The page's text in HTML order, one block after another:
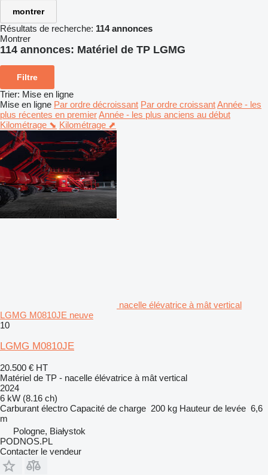
montrer
Résultats de recherche: 114 annonces
Montrer
114 annonces: Matériel de TP LGMG
Filtre
Trier: Mise en ligne
Mise en ligne Par ordre décroissant Par ordre croissantAnnée - les
plus récentes en premierAnnée - les plus anciens au début
Kilométrage ⬊ Kilométrage ⬈
nacelle élévatrice à mât vertical
LGMG M0810JE neuve
10
LGMG M0810JE
20.500 € HT
Matériel de TP - nacelle élévatrice à mât vertical
2024
6 kW (8.16 ch)
Carburant électro Capacité de charge 200 kg Hauteur de levée 6,6
m
Pologne, Białystok
PODNOS.PL
Contacter le vendeur